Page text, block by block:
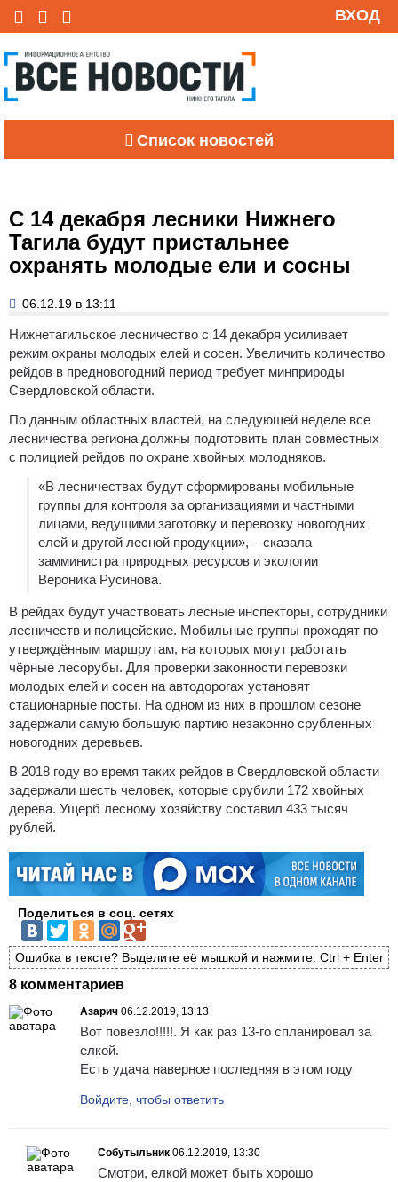
ВХОД
Список новостей
С 14 декабря лесники Нижнего
Тагила будут пристальнее
охранять молодые ели и сосны
06.12.19 в 13:11
Нижнетагильское лесничество с 14 декабря усиливает
режим охраны молодых елей и сосен. Увеличить количество
рейдов в предновогодний период требует минприроды
Свердловской области.
По данным областных властей, на следующей неделе все
лесничества региона должны подготовить план совместных
с полицией рейдов по охране хвойных молодняков.
«В лесничествах будут сформированы мобильные
группы для контроля за организациями и частными
лицами, ведущими заготовку и перевозку новогодних
елей и другой лесной продукции», – сказала
замминистра природных ресурсов и экологии
Вероника Русинова.
В рейдах будут участвовать лесные инспекторы, сотрудники
лесничеств и полицейские. Мобильные группы проходят по
утверждённым маршрутам, на которых могут работать
чёрные лесорубы. Для проверки законности перевозки
молодых елей и сосен на автодорогах установят
стационарные посты. На одном из них в прошлом сезоне
задержали самую большую партию незаконно срубленных
новогодних деревьев.
В 2018 году во время таких рейдов в Свердловской области
задержали шесть человек, которые срубили 172 хвойных
дерева. Ущерб лесному хозяйству составил 433 тысяч
рублей.
Поделиться в соц. сетях
Ошибка в тексте? Выделите её мышкой и нажмите: Ctrl + Enter
8 комментариев
Азарич 06.12.2019, 13:13
Вот повезло!!!!!. Я как раз 13-го спланировал за
елкой.
Есть удача наверное последняя в этом году
Войдите, чтобы ответить
Собутыльник 06.12.2019, 13:30
Смотри, елкой может быть хорошо